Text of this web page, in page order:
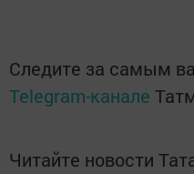
Следите за самым
Telegram-канале
Читайте новости